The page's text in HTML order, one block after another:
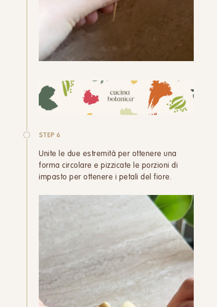
STEP 6
Unite le due estremità per ottenere una
forma circolare e pizzicate le porzioni di
impasto per ottenere i petali del fiore.